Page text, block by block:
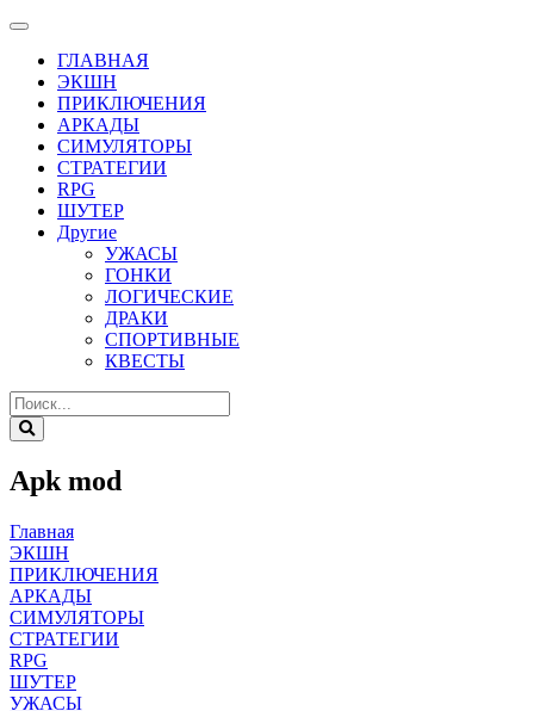
ГЛАВНАЯ
ЭКШН
ПРИКЛЮЧЕНИЯ
АРКАДЫ
СИМУЛЯТОРЫ
СТРАТЕГИИ
RPG
ШУТЕР
Другие
УЖАСЫ
ГОНКИ
ЛОГИЧЕСКИЕ
ДРАКИ
СПОРТИВНЫЕ
КВЕСТЫ
Apk mod
Главная
ЭКШН
ПРИКЛЮЧЕНИЯ
АРКАДЫ
СИМУЛЯТОРЫ
СТРАТЕГИИ
RPG
ШУТЕР
УЖАСЫ